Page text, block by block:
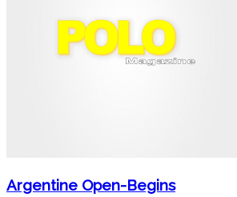
Argentine Open-Begins